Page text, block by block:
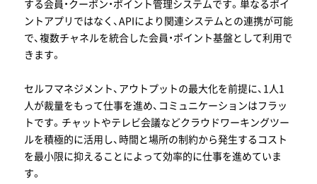
する会員・クーポン・ポイント管理システムです。単なるポイ
ントアプリではなく、APIにより関連システムとの連携が可能
で、複数チャネルを統合した会員・ポイント基盤として利用で
きます。
セルフマネジメント、アウトプットの最大化を前提に、1人1
人が裁量をもって仕事を進め、コミュニケーションはフラッ
トです。チャットやテレビ会議などクラウドワーキングツー
ルを積極的に活用し、時間と場所の制約から発生するコスト
を最小限に抑えることによって効率的に仕事を進めていま
す。